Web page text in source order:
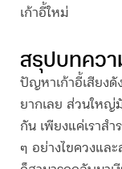
เก้าอี้ใหม่
สรุปบทควา
ปัญหาเก้าอี้เสียงดัง
ยากเลย ส่วนใหญ่
กัน เพียงแค่เราสำ
ๆ อย่างไขควงแล